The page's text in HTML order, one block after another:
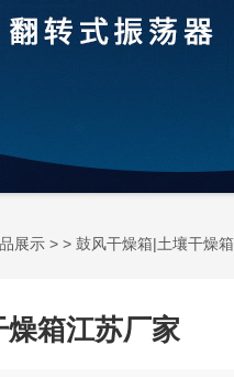
展示 > > 鼓风干燥箱|土壤干燥箱
箱江苏厂家